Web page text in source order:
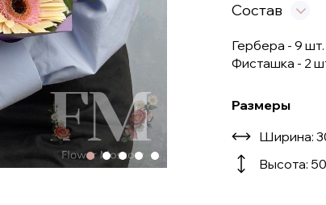
Состав
Гербера - 9 шт.
Фисташка - 2
Размеры
Ширина:
Высота: